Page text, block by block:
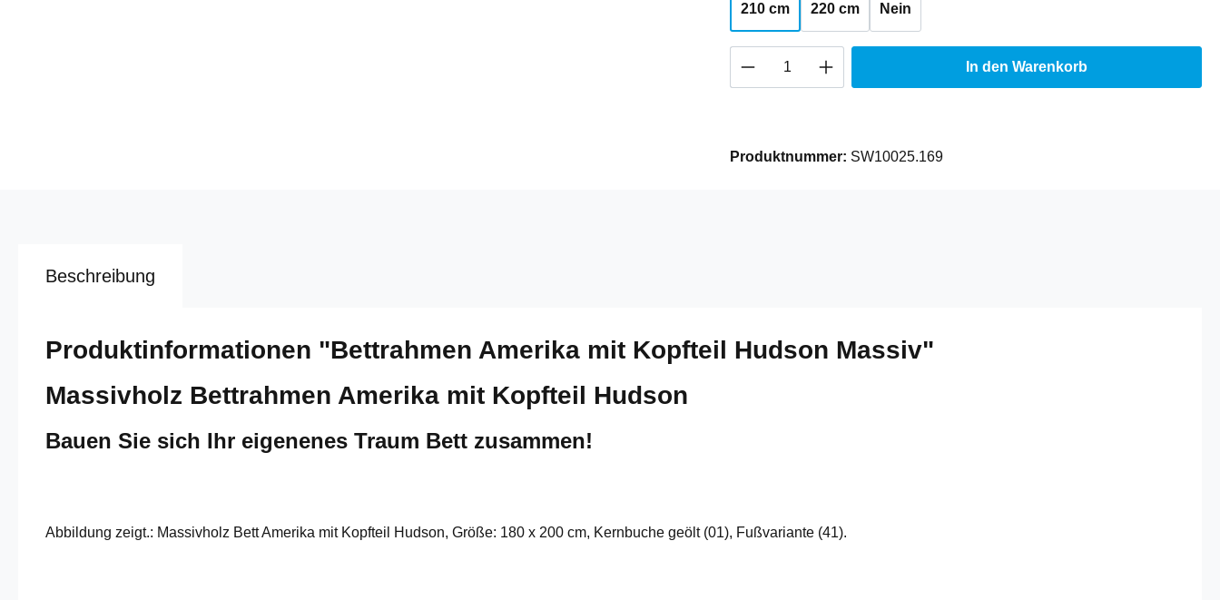
210 cm 220 cm Nein
Produkt Anzahl: Gib den gewünschten Wert ein
In den Warenkorb
Produktnummer: SW10025.169
Beschreibung
Produktinformationen "Bettrahmen Amerika mit Kopfteil Hudson Massiv"
Massivholz Bettrahmen Amerika mit Kopfteil Hudson
Bauen Sie sich Ihr eigenenes Traum Bett zusammen!
Abbildung zeigt.: Massivholz Bett Amerika mit Kopfteil Hudson, Größe: 180 x 200 cm, Kernbuche geölt (01), Fußvariante (41).